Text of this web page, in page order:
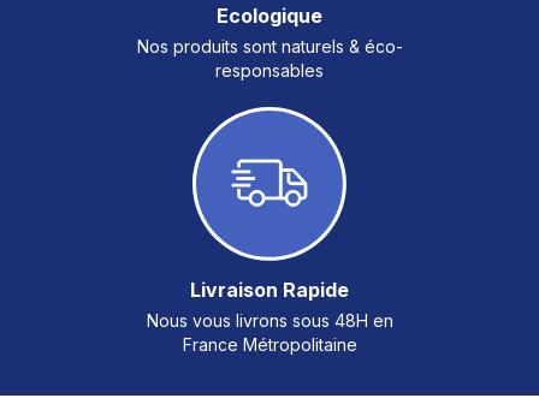
Ecologique
Nos produits sont naturels & éco-
responsables
Livraison Rapide
Nous vous livrons sous 48H en
France Métropolitaine